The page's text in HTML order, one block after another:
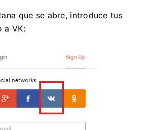
que se abre, introduce tus
a VK: